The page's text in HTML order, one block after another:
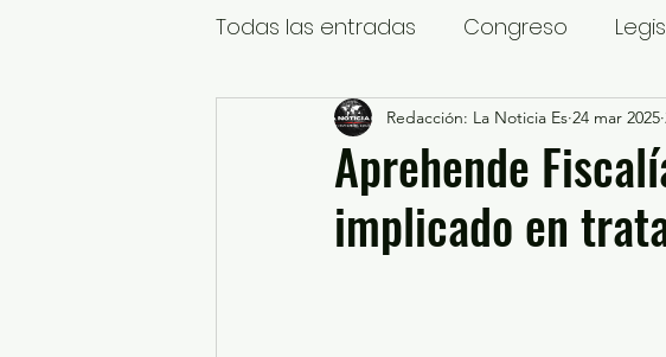
Todas las entradas Congreso
Nacional Estatal
Educación y Cultura Seguridad y
Aprehende
implicado en
Redacción: La Noticia Es 24 mar 2025